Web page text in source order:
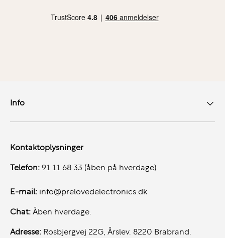
Info
Kontaktoplysninger
Telefon: 91 11 68 33 (åben på hverdage).
E-mail: info@prelovedelectronics.dk
Chat: Åben hverdage.
Adresse: Rosbjergvej 22G, Årslev. 8220 Brabrand.